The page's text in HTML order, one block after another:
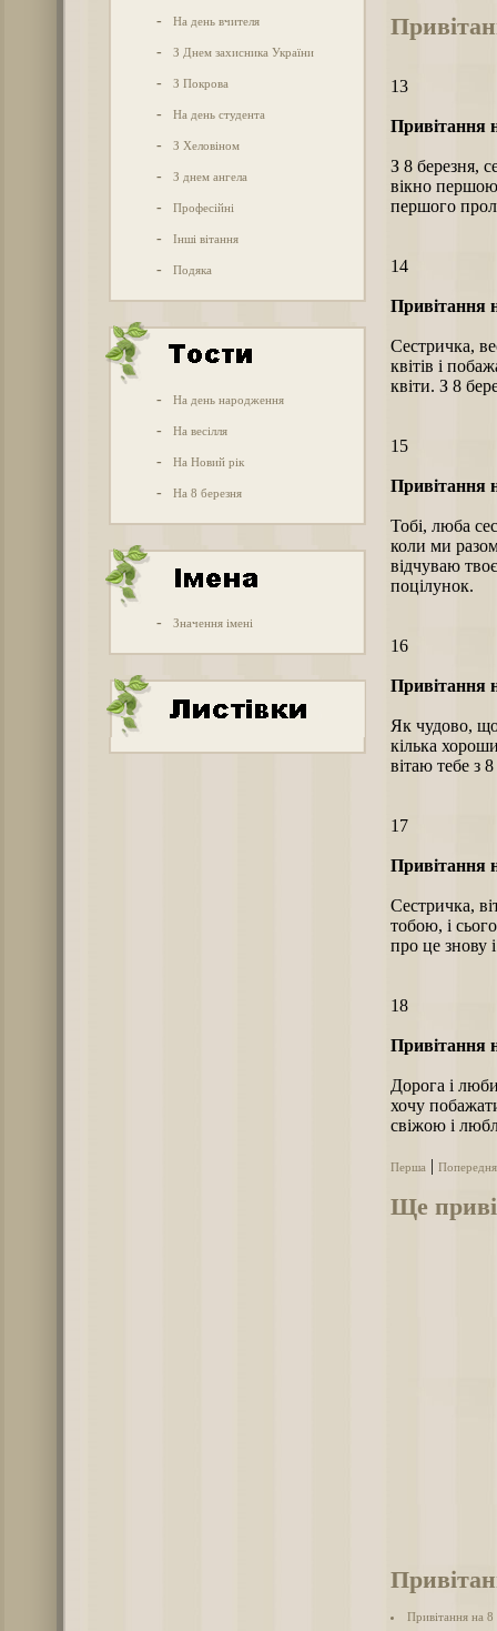
- На день вчителя
- З Днем захисника України
- З Покрова
- На день студента
- З Хеловіном
- З днем ангела
- Професійні
- Інші вітання
- Подяка
- На день народження
- На весілля
- На Новий рік
- На 8 березня
- Значення імені
13
Привітання
З 8 березня,
вікно
першого
14
Привітання
Сестричка,
квітів і
квіти. З 8
15
Привітання
Тобі, люба
коли ми
відчуваю
поцілунок.
16
Привітання
Як чудово,
кілька
вітаю тебе з
17
Привітання
Сестричка,
тобою, і
про це знову
18
Привітання
Дорога і
хочу
свіжою і
Перша Попередня
Ще
Привітання на 8